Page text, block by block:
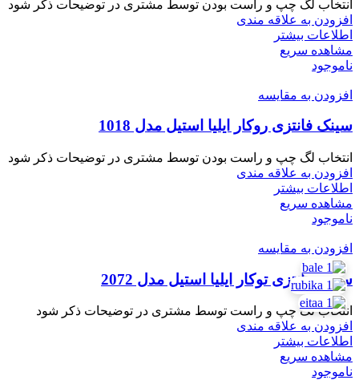
انتخاب لگ چپ و راست بودن توسط مشتری در توضیحات ذکر شود
افزودن به علاقه مندی
اطلاعات بیشتر
مشاهده سریع
ناموجود
افزودن به مقایسه
سینک فانتزی روکار ایلیا استیل مدل 1018
انتخاب لگ چپ و راست بودن توسط مشتری در توضیحات ذکر شود
افزودن به علاقه مندی
اطلاعات بیشتر
مشاهده سریع
ناموجود
افزودن به مقایسه
سینک فانتزی توکار ایلیا استیل مدل 2072
انتخاب لگ چپ و راست توسط مشتری در توضیحات ذکر شود
افزودن به علاقه مندی
اطلاعات بیشتر
مشاهده سریع
ناموجود